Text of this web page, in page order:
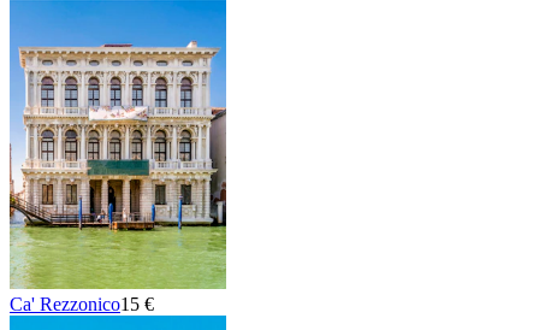
Ca' Rezzonico15 €